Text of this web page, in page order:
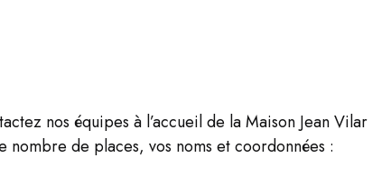
nos équipes à l’accueil de la Maison Jean Vilar
nombre de places, vos noms et coordonnées :